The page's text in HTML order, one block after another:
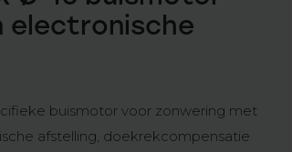
electronische
buismotor voor zonwering met
afstelling, doekrekcompensatie